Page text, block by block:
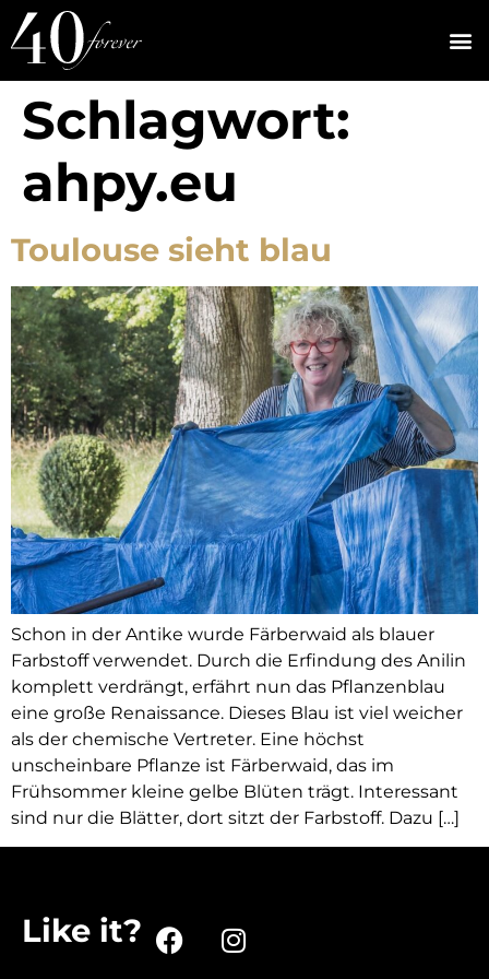
Schlagwort:
ahpy.eu
Toulouse sieht blau
Schon in der Antike wurde Färberwaid als blauer
Farbstoff verwendet. Durch die Erfindung des Anilin
komplett verdrängt, erfährt nun das Pflanzenblau
eine große Renaissance. Dieses Blau ist viel weicher
als der chemische Vertreter. Eine höchst
unscheinbare Pflanze ist Färberwaid, das im
Frühsommer kleine gelbe Blüten trägt. Interessant
sind nur die Blätter, dort sitzt der Farbstoff. Dazu […]
Like it?